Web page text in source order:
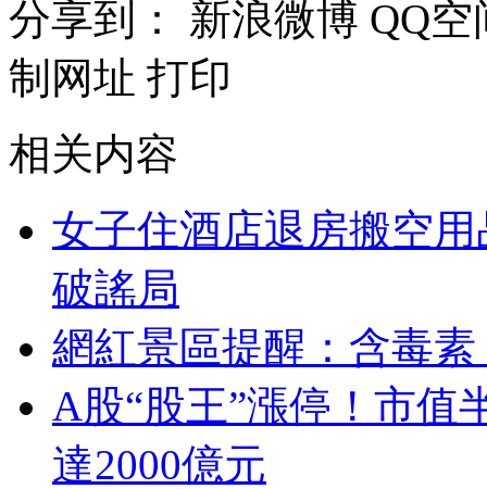
分享到：
新浪微博 QQ空
制网址 打印
相关内容
女子住酒店退房搬空
破謠局
網紅景區提醒：含毒
A股“股王”漲停！市值
達2000億元